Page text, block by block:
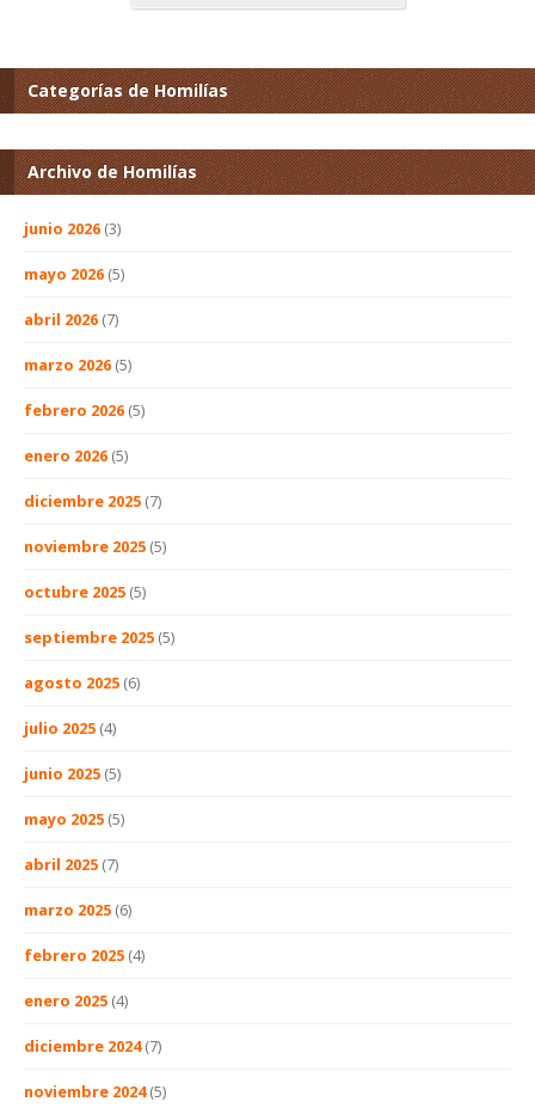
Categorías de Homilías
Archivo de Homilías
junio 2026 (3)
mayo 2026 (5)
abril 2026 (7)
marzo 2026 (5)
febrero 2026 (5)
enero 2026 (5)
diciembre 2025 (7)
noviembre 2025 (5)
octubre 2025 (5)
septiembre 2025 (5)
agosto 2025 (6)
julio 2025 (4)
junio 2025 (5)
mayo 2025 (5)
abril 2025 (7)
marzo 2025 (6)
febrero 2025 (4)
enero 2025 (4)
diciembre 2024(7)
noviembre 2024(5)